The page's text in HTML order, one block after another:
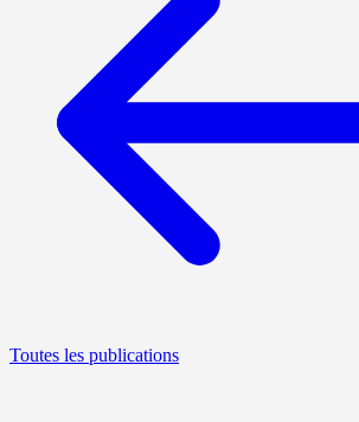
Toutes les publications